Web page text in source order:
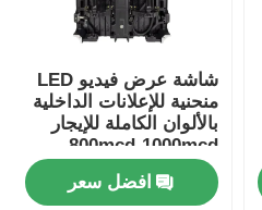
شاشة عرض فيديو LED
منحنية للإعلانات الداخلية
بالألوان الكاملة للإيجار
800mcd-1000mcd
افضل سعر